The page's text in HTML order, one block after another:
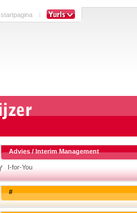
Advies / Interim Management
I-for-You
#